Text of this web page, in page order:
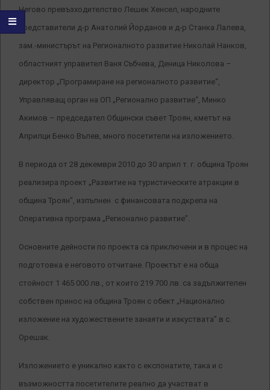
Негово превъзходителство Лешек Хенсел, народните
представители д-р Анатолий Йорданов и д-р Станка Лалева,
зам.-министърът на Регионалното развитие Николай Нанков,
областният управител Ваня Събчева, Деница Николова –
директор „Програмиране на регионалното развитие“,
Управляващ орган на ОП „Регионално развитие“, Минко
Акимов – председател Общински съвет Троян, кметът на
Априлци Бенко Вълев, много посетители на изложението.
В периода от 28 декември 2010 до 30 април т. г. община Троян
реализира проект „Развитие на туристическите атракции в
община Троян”, изпълнен с финансовата подкрепа на
Оперативна програма „Регионално развитие”.
Основните дейности по проекта са приключени и в процес на
подготовка е неговото отчитане. Проектът е на обща
стойност 1 465 000 лв., от които 219 700 лв. са задължителен
собствен принос на община Троян с обект „Национално
изложение на художествените занаяти и изкуствата” в с.
Орешак.
Изложението е уникално както с експонатите, така и с
възможността посетителите реално да участват в